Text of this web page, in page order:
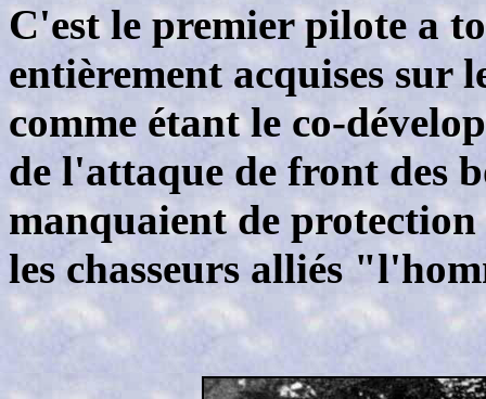
C'est le premier pilote a
entièrement acquises sur
comme étant le co-
de l'attaque de front des
manquaient de
les chasseurs alliés